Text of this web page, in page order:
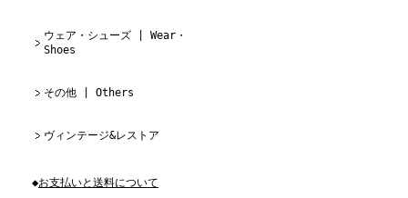
ウェア・シューズ | Wear・
Shoes
その他 | Others
ヴィンテージ&レストア
◆お支払いと送料について